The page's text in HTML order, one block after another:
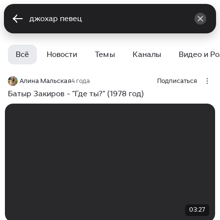
Всё Новости Темы Каналы Видео и
Алина Мальская4 года Подписаться
Батыр Закиров - "Где ты?" (1978 год)
03:27